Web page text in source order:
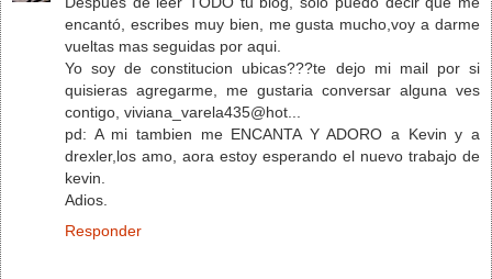
encantó, escribes muy bien, me gusta mucho,voy a darme
vueltas mas seguidas por aqui.
Yo soy de constitucion ubicas???te dejo mi mail por si
quisieras agregarme, me gustaria conversar alguna ves
contigo, viviana_varela435@hot...
pd: A mi tambien me ENCANTA Y ADORO a Kevin y a
drexler,los amo, aora estoy esperando el nuevo trabajo de
kevin.
Adios.
Responder